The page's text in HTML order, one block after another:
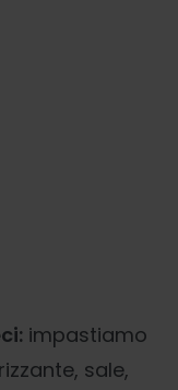
impastiamo
sale,